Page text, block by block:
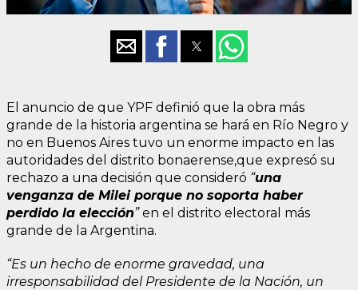
El anuncio de que YPF definió que la obra más
grande de la historia argentina se hará en Río Negro y
no en Buenos Aires tuvo un enorme impacto en las
autoridades del distrito bonaerense,que expresó su
rechazo a una decisión que consideró “una
venganza de Milei porque no soporta haber
perdido la elección”en el distrito electoral más
grande de la Argentina.
“Es un hecho de enorme gravedad, una
irresponsabilidad del Presidente de la Nación, un